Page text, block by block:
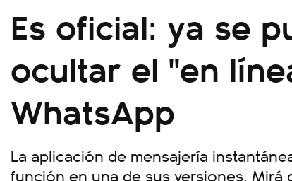
Es oficial: ya se
ocultar el "en
WhatsApp
La aplicación de mensajería
función en una de sus versiones. Mirá